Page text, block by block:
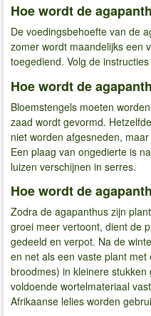
Hoe wordt de
De voedingsbehoefte van de
zomer wordt maandelijks een
toegediend. Volg de
Hoe wordt de
Bloemstengels moeten
zaad wordt gevormd.
niet worden afgesneden,
Een plaag van ongedierte is
luizen verschijnen in serres.
Hoe wordt de
Zodra de agapanthus zijn
groei meer vertoont, dient de
gedeeld en verpot. Na de
en net als een vaste plant
broodmes) in kleinere
voldoende wortelmateriaal
Afrikaanse lelies worden